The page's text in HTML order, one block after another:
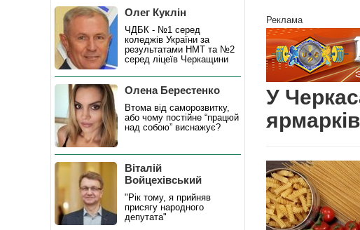
Реклама
У
Олег Куклін
ЧДБК - №1 серед
коледжів України за
результатами НМТ та №2
серед ліцеїв Черкащини
Олена Берестенко
Втома від саморозвитку,
або чому постійне “працюй
над собою” виснажує?
Віталій
Войцехівський
"Рік тому, я прийняв
присягу народного
депутата"